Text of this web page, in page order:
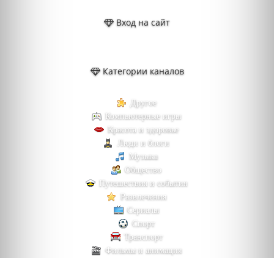
Вход на сайт
Категории каналов
Другое
Компьютерные игры
Красота и здоровье
Люди и блоги
Музыка
Общество
Путешествия и события
Развлечения
Сериалы
Спорт
Транспорт
Фильмы и анимация